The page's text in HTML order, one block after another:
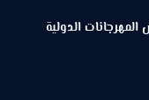
الدولية